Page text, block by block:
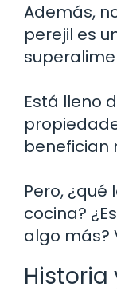
Además,
perejil es
Está lleno
benefician
Pero,
cocina?
algo más?
Historia